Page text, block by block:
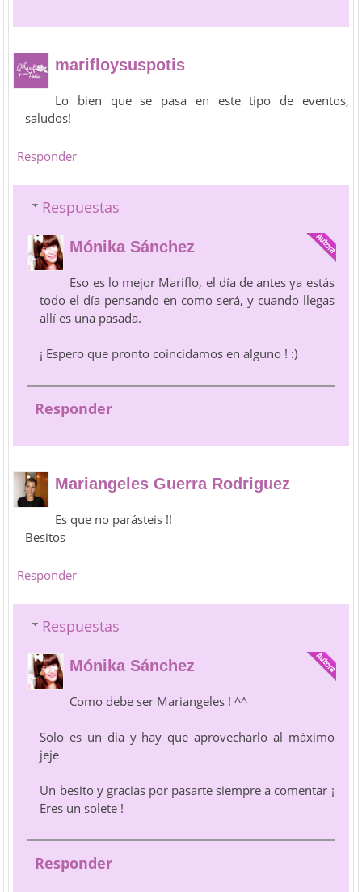
marifloysuspotis
Lo bien que se pasa en este tipo de eventos,
saludos!
Responder
Respuestas
Mónika Sánchez
Eso es lo mejor Mariflo, el día de antes ya estás
todo el día pensando en como será, y cuando llegas
allí es una pasada.
¡ Espero que pronto coincidamos en alguno ! :)
Responder
Mariangeles Guerra Rodriguez
Es que no parásteis !!
Besitos
Responder
Respuestas
Mónika Sánchez
Como debe ser Mariangeles ! ^^
Solo es un día y hay que aprovecharlo al máximo
jeje
Un besito y gracias por pasarte siempre a comentar ¡
Eres un solete !
Responder